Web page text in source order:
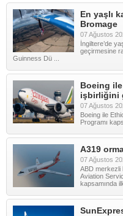
En yaşlı
Bromage
07 Ağustos
İngiltere’de
geçirmesine
Guinness Dü ...
Boeing
işbirliğini
07 Ağustos
Boeing ile
Programı
A319
07 Ağustos
ABD merkezli
Aviation
kapsamında ilk